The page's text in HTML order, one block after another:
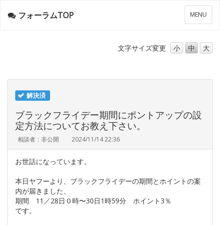
メ
ニ
ー
MENU
フォーラムTOP
文字サイズ変更 小 中 大
解決済
ブラックフライデー期間にポントアップの設
定方法についてお教え下さい。
相談者：非公開 2024/11/14 22:36
お世話になっています。
本日ヤフーより、ブラックフライデーの期間とホイントの案
内が届きました、
期間 11／28日０時〜30日1時59分 ホイント3％
です。